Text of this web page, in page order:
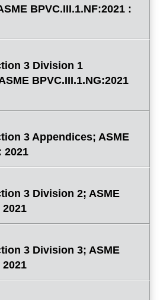
BPVC.III.1.NF:2021 :
3 Division 1
BPVC.III.1.NG:2021
3 Appendices; ASME
2021
3 Division 2; ASME
2021
3 Division 3; ASME
2021